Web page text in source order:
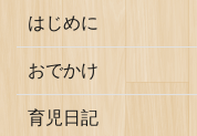
はじめに
おでかけ
育児日記